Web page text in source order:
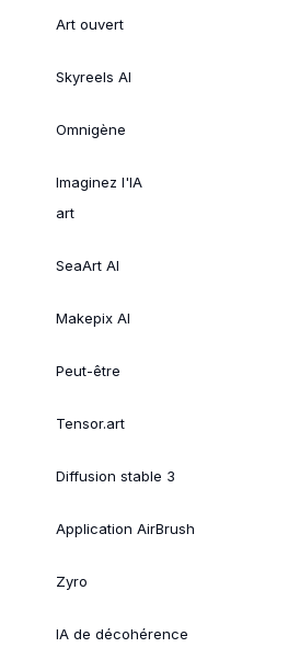
Art ouvert
Skyreels AI
Omnigène
Imaginez l'IA
art
SeaArt AI
Makepix AI
Peut-être
Tensor.art
Diffusion stable 3
Application AirBrush
Zyro
IA de décohérence